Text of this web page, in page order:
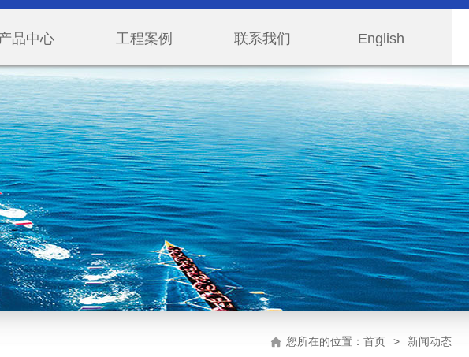
品中心 工程案例 联系我们 English
您所在的位置： 首页 > 新闻动态